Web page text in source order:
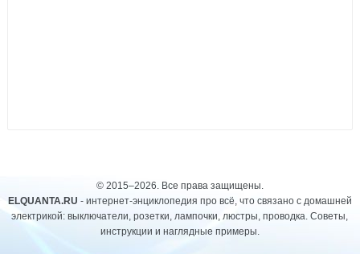
© 2015–2026. Все права защищены.
ELQUANTA.RU - интернет-энциклопедия про всё, что связано с домашней
электрикой: выключатели, розетки, лампочки, люстры, проводка. Советы,
инструкции и наглядные примеры.